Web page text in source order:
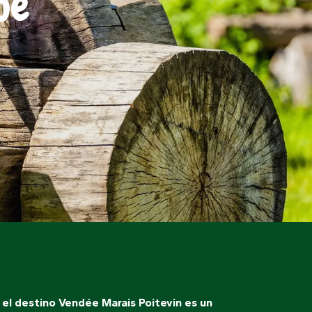
destino Vendée Marais Poitevin es un